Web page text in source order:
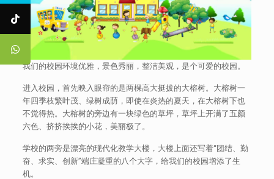
我们的校园环境优雅，景色秀丽，整洁美观，是个可爱的校园。
进入校园，首先映入眼帘的是两棵高大挺拔的大榕树。大榕树一
年四季枝繁叶茂、绿树成荫，即使在炎热的夏天，在大榕树下也
不觉得热。大榕树的旁边有一块绿色的草坪，草坪上开满了五颜
六色、挤挤挨挨的小花，美丽极了。
学校的两旁是漂亮的现代化教学大楼，大楼上面还写着“团结、勤
奋、求实、创新”端庄凝重的八个大字，给我们的校园增添了生
机。